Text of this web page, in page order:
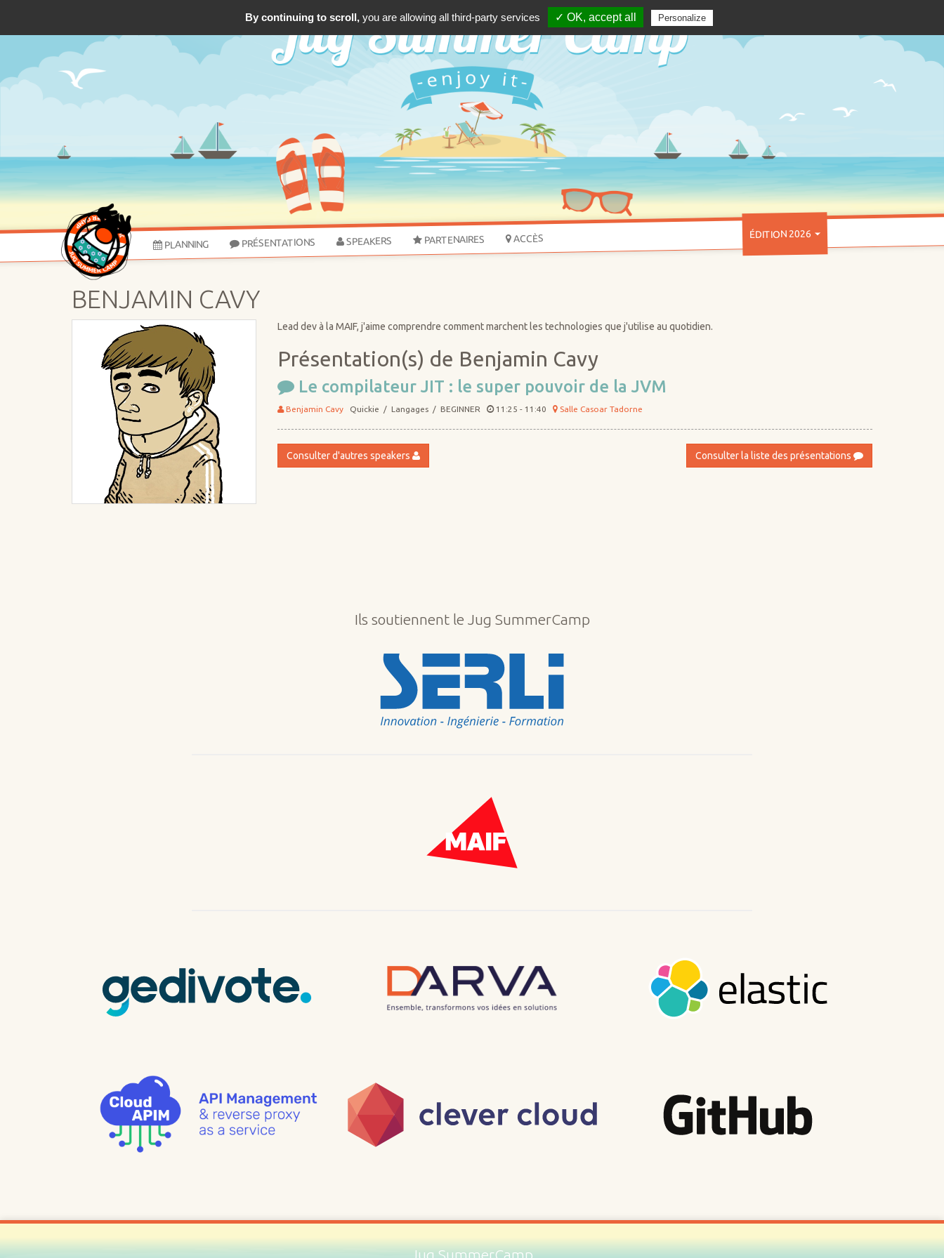
PLANNING PRÉSENTATIONS SPEAKERS PARTENAIRES ACCÈS ÉDITION 2026
BENJAMIN CAVY
Lead dev à la MAIF, j'aime comprendre comment marchent les technologies que j'utilise au quotidien.
Présentation(s) de Benjamin Cavy
Le compilateur JIT : le super pouvoir de la JVM
Benjamin CavyQuickie / Langages / BEGINNER 11:25 - 11:40 Salle Casoar Tadorne
Consulter d'autres speakers Consulter la liste des présentations
Ils soutiennent le Jug SummerCamp
Jug SummerCamp
By continuing to scroll, you are allowing all third-party services ✓ OK, accept all Personalize